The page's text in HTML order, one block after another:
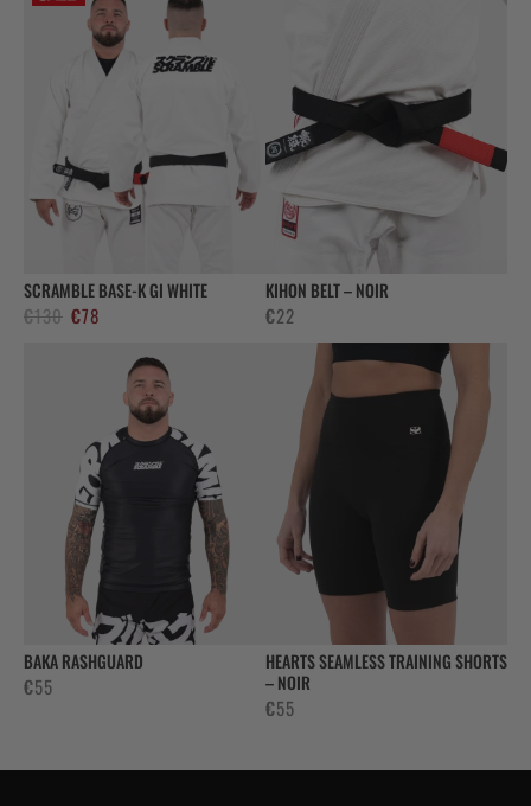
SCRAMBLE BASE-K GI WHITE
€130 Le
€78
actuel
€78.
KIHON BELT – NOIR
€22
BAKA RASHGUARD
€55
HEARTS SEAMLESS TRAINING SHORTS
– NOIR
€55